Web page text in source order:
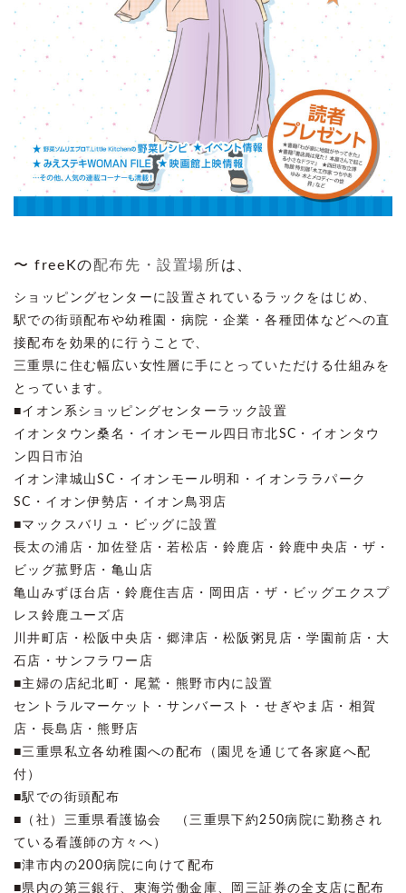
〜 freeKの配布先・設置場所は、
ショッピングセンターに設置されているラックをはじめ、
駅での街頭配布や幼稚園・病院・企業・各種団体などへの直
接配布を効果的に行うことで、
三重県に住む幅広い女性層に手にとっていただける仕組みを
とっています。
■イオン系ショッピングセンターラック設置
イオンタウン桑名・イオンモール四日市北SC・イオンタウ
ン四日市泊
イオン津城山SC・イオンモール明和・イオンララパーク
SC・イオン伊勢店・イオン鳥羽店
■マックスバリュ・ビッグに設置
長太の浦店・加佐登店・若松店・鈴鹿店・鈴鹿中央店・ザ・
ビッグ菰野店・亀山店
亀山みずほ台店・鈴鹿住吉店・岡田店・ザ・ビッグエクスプ
レス鈴鹿ユーズ店
川井町店・松阪中央店・郷津店・松阪粥見店・学園前店・大
石店・サンフラワー店
■主婦の店紀北町・尾鷲・熊野市内に設置
セントラルマーケット・サンバースト・せぎやま店・相賀
店・長島店・熊野店
■三重県私立各幼稚園への配布（園児を通じて各家庭へ配
付）
■駅での街頭配布
■（社）三重県看護協会 （三重県下約250病院に勤務され
ている看護師の方々へ）
■津市内の200病院に向けて配布
■県内の第三銀行、東海労働金庫、岡三証券の全支店に配布